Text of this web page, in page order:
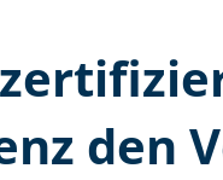
den